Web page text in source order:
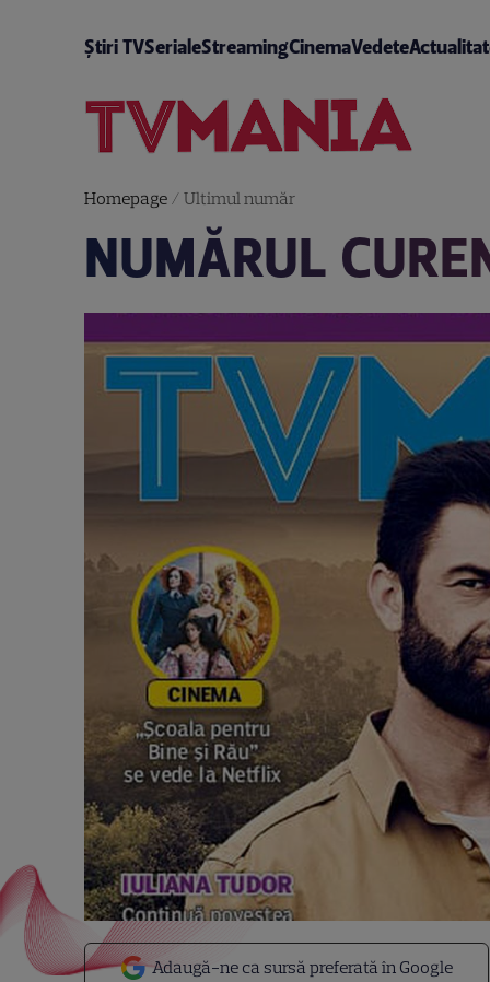
Știri TVSerialeStreamingCinemaVedete
Homepage/ Ultimul număr
NUMĂRUL
Adaugă-ne ca sursă preferată în Google